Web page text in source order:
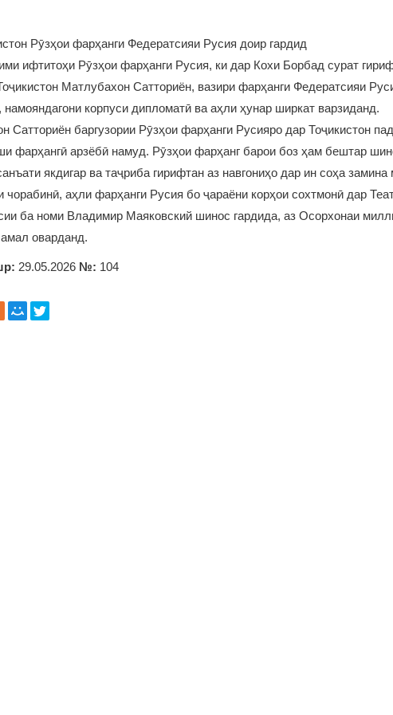
Рӯзҳои фарҳанги Федератсияи Русия доир гардид
ифтитоҳи Рӯзҳои фарҳанги Русия, ки дар Кохи Борбад сурат
Матлубахон Сатториён, вазири фарҳанги Федератсияи
корпуси дипломатӣ ва аҳли ҳунар ширкат варзиданд.
Сатториён баргузории Рӯзҳои фарҳанги Русияро дар Тоҷикистон
фарҳангӣ арзёбӣ намуд. Рӯзҳои фарҳанг барои боз ҳам бештар
якдигар ва таҷриба гирифтан аз навгониҳо дар ин соҳа замина
чорабинӣ, аҳли фарҳанги Русия бо ҷараёни корҳои сохтмонӣ дар
ба номи Владимир Маяковский шинос гардида, аз Осорхонаи
оварданд.
29.05.2026 №: 104